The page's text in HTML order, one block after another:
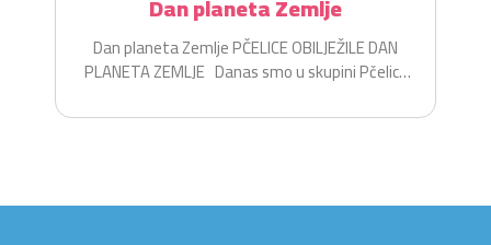
Dan planeta Zemlje
Dan planeta Zemlje PČELICE OBILJEŽILE DAN
PLANETA ZEMLJE Danas smo u skupini Pčelice